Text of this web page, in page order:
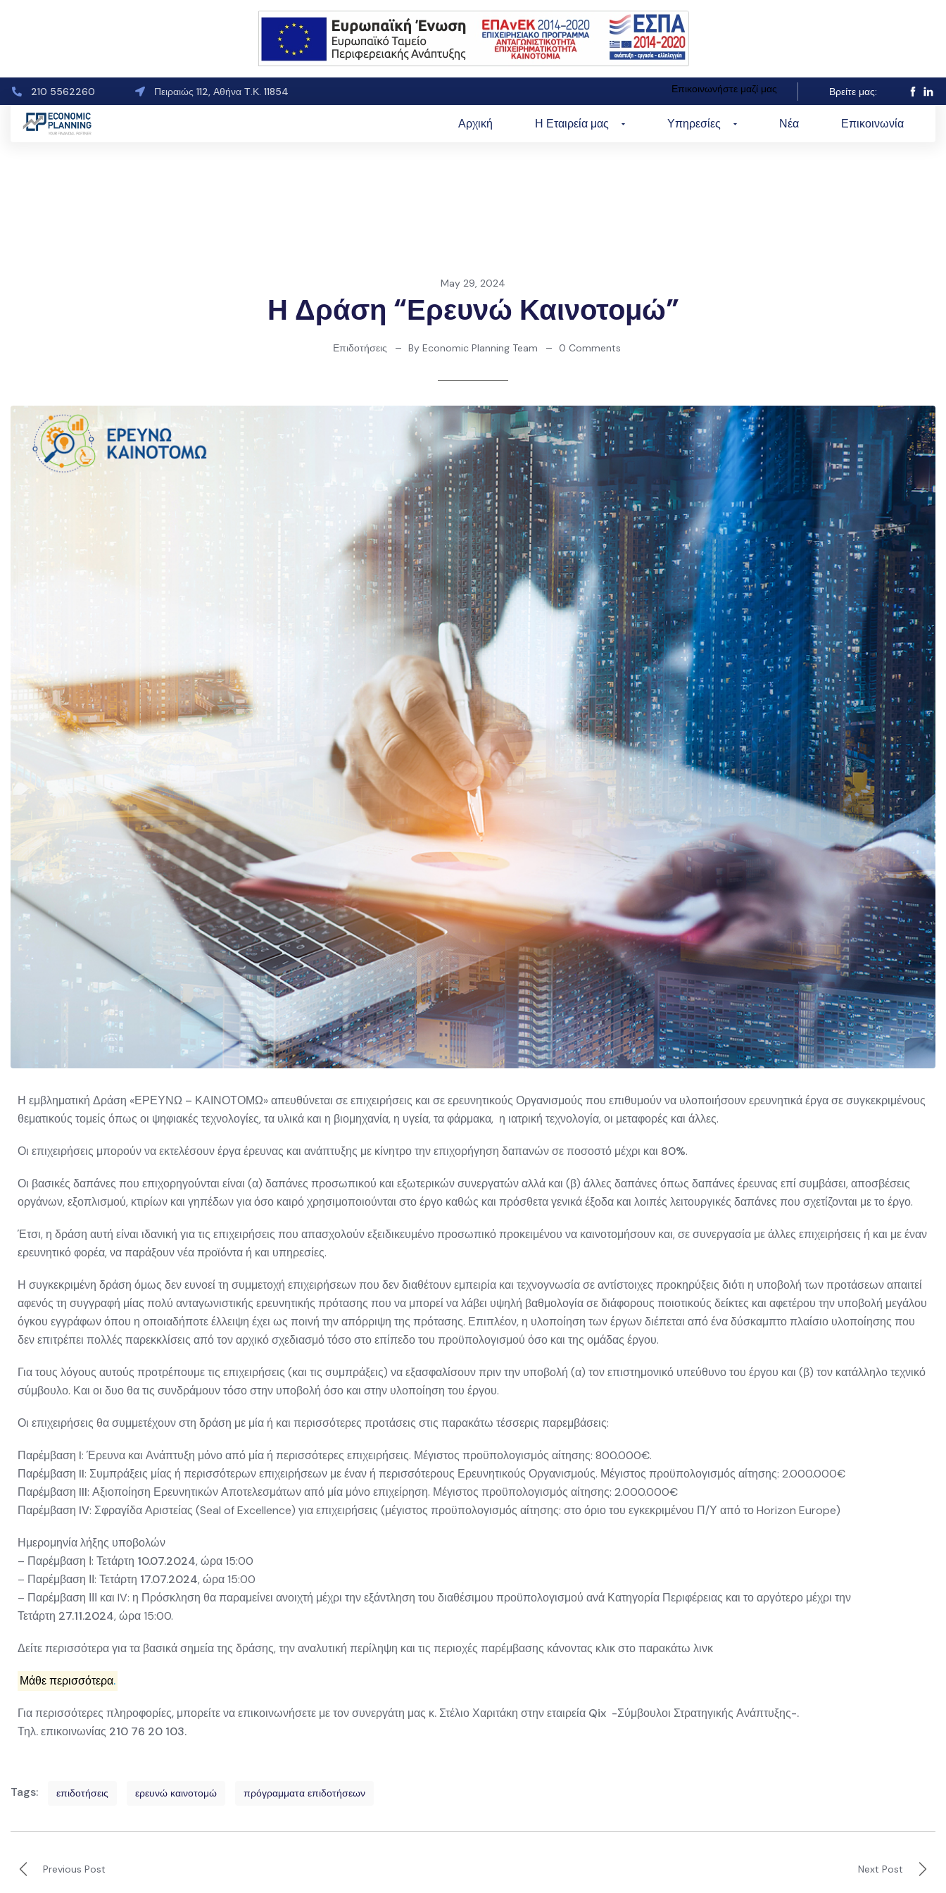
210 5562260 Πειραιώς 112, Αθήνα Τ.Κ. 11854 Επικοινωνήστε μαζί μας Βρείτε μας:
Αρχική Η Εταιρεία μας Υπηρεσίες Νέα Επικοινωνία
May 29, 2024
Η Δράση “Ερευνώ Καινοτομώ”
Επιδοτήσεις By Economic Planning Team 0 Comments
Η εμβληματική Δράση «ΕΡΕΥΝΩ – ΚΑΙΝΟΤΟΜΩ» απευθύνεται σε επιχειρήσεις και σε ερευνητικούς Οργανισμούς που επιθυμούν να υλοποιήσουν ερευνητικά έργα σε συγκεκριμένους
θεματικούς τομείς όπως οι ψηφιακές τεχνολογίες, τα υλικά και η βιομηχανία, η υγεία, τα φάρμακα, η ιατρική τεχνολογία, οι μεταφορές και άλλες.
Οι επιχειρήσεις μπορούν να εκτελέσουν έργα έρευνας και ανάπτυξης με κίνητρο την επιχορήγηση δαπανών σε ποσοστό μέχρι και 80%.
Οι βασικές δαπάνες που επιχορηγούνται είναι (α) δαπάνες προσωπικού και εξωτερικών συνεργατώναλλά και (β) άλλες δαπάνες όπως δαπάνες έρευνας επί συμβάσει, αποσβέσεις
οργάνων, εξοπλισμού, κτιρίων και γηπέδων για όσο καιρό χρησιμοποιούνται στο έργο καθώς και πρόσθετα γενικά έξοδα και λοιπές λειτουργικές δαπάνες που σχετίζονται με το έργο.
Έτσι, η δράση αυτή είναι ιδανική για τις επιχειρήσεις που απασχολούν εξειδικευμένο προσωπικό προκειμένου να καινοτομήσουν και, σε συνεργασία με άλλες επιχειρήσεις ή και με έναν
ερευνητικό φορέα, να παράξουν νέα προϊόντα ή και υπηρεσίες.
Η συγκεκριμένη δράση όμως δεν ευνοεί τη συμμετοχή επιχειρήσεων που δεν διαθέτουν εμπειρία και τεχνογνωσία σε αντίστοιχες προκηρύξεις διότι η υποβολή των προτάσεων απαιτεί
αφενός τη συγγραφή μίας πολύ ανταγωνιστικής ερευνητικής πρότασης που να μπορεί να λάβει υψηλή βαθμολογία σε διάφορους ποιοτικούς δείκτες και αφετέρου την υποβολή μεγάλου
όγκου εγγράφων όπου η οποιαδήποτε έλλειψη έχει ως ποινή την απόρριψη της πρότασης. Επιπλέον, η υλοποίηση των έργων διέπεται από ένα δύσκαμπτο πλαίσιο υλοποίησης που
δεν επιτρέπει πολλές παρεκκλίσεις από τον αρχικό σχεδιασμό τόσο στο επίπεδο του προϋπολογισμού όσο και της ομάδας έργου.
Για τους λόγους αυτούς προτρέπουμε τις επιχειρήσεις (και τις συμπράξεις) να εξασφαλίσουν πριν την υποβολή (α) τονεπιστημονικό υπεύθυνοτου έργου και (β) τον κατάλληλοτεχνικό
σύμβουλο. Και οι δυο θα τις συνδράμουν τόσο στην υποβολή όσο και στην υλοποίηση του έργου.
Οι επιχειρήσεις θα συμμετέχουν στη δράση με μία ή και περισσότερες προτάσεις στις παρακάτω τέσσερις παρεμβάσεις:
Παρέμβαση I: Έρευνα και Ανάπτυξη μόνο από μία ή περισσότερες επιχειρήσεις. Μέγιστος προϋπολογισμός αίτησης: 800.000€.
Παρέμβαση II: Συμπράξεις μίας ή περισσότερων επιχειρήσεων με έναν ή περισσότερους Ερευνητικούς Οργανισμούς. Μέγιστος προϋπολογισμός αίτησης: 2.000.000€
Παρέμβαση III: Αξιοποίηση Ερευνητικών Αποτελεσμάτων από μία μόνο επιχείρηση. Μέγιστος προϋπολογισμός αίτησης: 2.000.000€
Παρέμβαση IV: Σφραγίδα Αριστείας (Seal of Excellence) για επιχειρήσεις (μέγιστος προϋπολογισμός αίτησης: στο όριο του εγκεκριμένου Π/Υ από το Horizon Europe)
Ημερομηνία λήξης υποβολών
– Παρέμβαση Ι: Τετάρτη 10.07.2024, ώρα 15:00
– Παρέμβαση ΙΙ: Τετάρτη 17.07.2024, ώρα 15:00
– Παρέμβαση ΙΙΙ και IV: η Πρόσκληση θα παραμείνει ανοιχτή μέχρι την εξάντληση του διαθέσιμου προϋπολογισμού ανά Κατηγορία Περιφέρειας και το αργότερο μέχρι την
Τετάρτη 27.11.2024, ώρα 15:00.
Δείτε περισσότερα για τα βασικά σημεία της δράσης, την αναλυτική περίληψη και τις περιοχές παρέμβασης κάνοντας κλικ στο παρακάτω λινκ
Μάθε περισσότερα.
Για περισσότερες πληροφορίες, μπορείτε να επικοινωνήσετε με τον συνεργάτη μας κ. Στέλιο Χαριτάκη στην εταιρεία Qix -Σύμβουλοι Στρατηγικής Ανάπτυξης-.
Τηλ. επικοινωνίας 210 76 20 103.
Tags: επιδοτήσεις ερευνώ καινοτομώ πρόγραμματα επιδοτήσεων
Previous Post Next Post